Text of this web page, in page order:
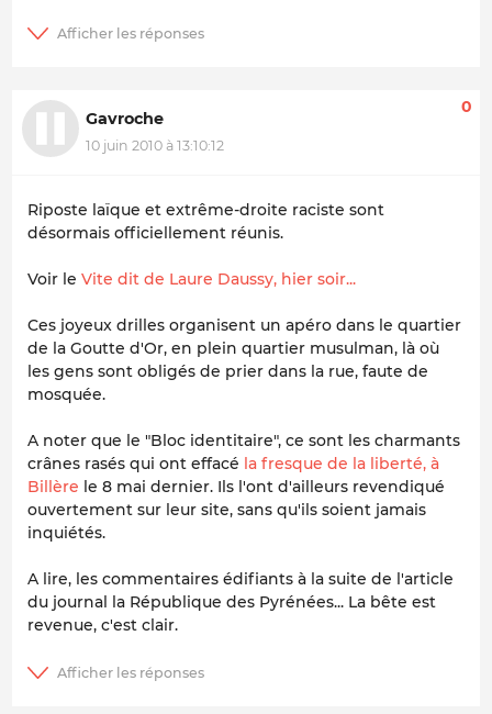
Gavroche
10 juin 2010 à 13:10:12
0
Riposte laïque et extrême-droite raciste sont
désormais officiellement réunis.
Voir le Vite dit de Laure Daussy, hier soir...
Ces joyeux drilles organisent un apéro dans le quartier
de la Goutte d'Or, en plein quartier musulman, là où
les gens sont obligés de prier dans la rue, faute de
mosquée.
A noter que le "Bloc identitaire", ce sont les charmants
crânes rasés qui ont effacé la fresque de la liberté, à
Billère le 8 mai dernier. Ils l'ont d'ailleurs revendiqué
ouvertement sur leur site, sans qu'ils soient jamais
inquiétés.
A lire, les commentaires édifiants à la suite de l'article
du journal la République des Pyrénées... La bête est
revenue, c'est clair.